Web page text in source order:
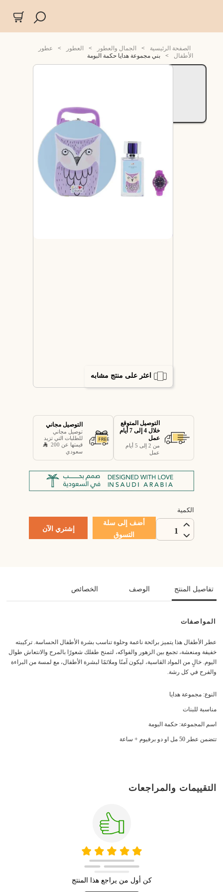
الصفحة الرئيسية > الجمال والعطور > العطور >
عطور
الأطفال
> بني مجموعة هدايا حكمة البومة
اعثر على منتج مشابه
التوصيل المتوقع
خلال 4 إلى 7 أيام
عمل
من 2 إلى 5 أيام
عمل
التوصيل مجاني
توصيل مجاني
للطلبات التي تزيد
قيمتها عن 200
سعودي
الكمية
1
أضف إلى سلة
التسوق
إشتري الآن
تفاصيل المنتج الوصف الخصائص
المواصفات
عطر الأطفال هذا يتميز برائحة ناعمة وحلوة تناسب بشرة الأطفال الحساسة. تركيبته
خفيفة ومنعشة، تجمع بين الزهور والفواكه، لتمنح طفلك شعورًا بالمرح والانتعاش طوال
اليوم. خالٍ من المواد القاسية، ليكون آمنًا وملائمًا لبشرة الأطفال، مع لمسة من البراءة
والفرح في كل رشة.
النوع: مجموعة هدايا
مناسبة للبنات
اسم المجموعة: حكمة البومة
تتضمن عطر 50 مل او دو برفيوم + ساعة
التقييمات والمراجعات
كن أول من يراجع هذا المنتج